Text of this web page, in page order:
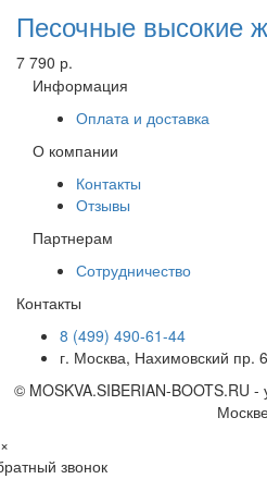
Песочные высокие
7 790 р.
Информация
Оплата и доставка
О компании
Контакты
Отзывы
Партнерам
Сотрудничество
Контакты
8 (499) 490-61-44
г. Москва, Нахимовский пр.
© MOSKVA.SIBERIAN-BOOTS.RU -
×
звонок